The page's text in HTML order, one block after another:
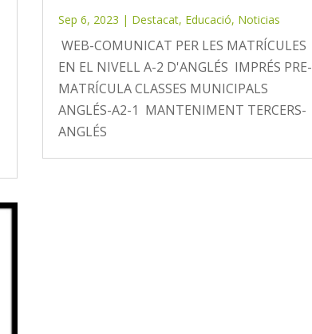
Sep 6, 2023 | Destacat, Educació, Noticias
WEB-COMUNICAT PER LES MATRÍCULES
EN EL NIVELL A-2 D'ANGLÉS IMPRÉS PRE-
MATRÍCULA CLASSES MUNICIPALS
ANGLÉS-A2-1 MANTENIMENT TERCERS-
ANGLÉS